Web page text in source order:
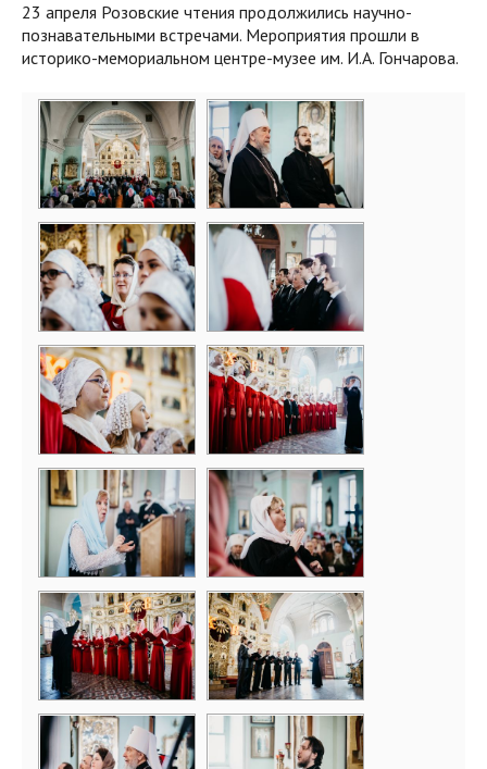
23 апреля Розовские чтения продолжились научно-
познавательными встречами. Мероприятия прошли в
историко-мемориальном центре-музее им. И.А. Гончарова.